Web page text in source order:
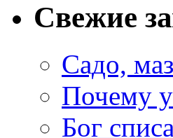
Свежие
Садо,
Почему
Бог